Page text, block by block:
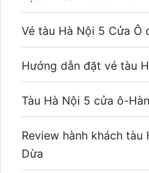
Vé tàu Hà Nội 5 Cửa Ô
Hướng dẫn đặt vé tàu
Tàu Hà Nội 5 cửa ô-
Review hành khách
Dừa